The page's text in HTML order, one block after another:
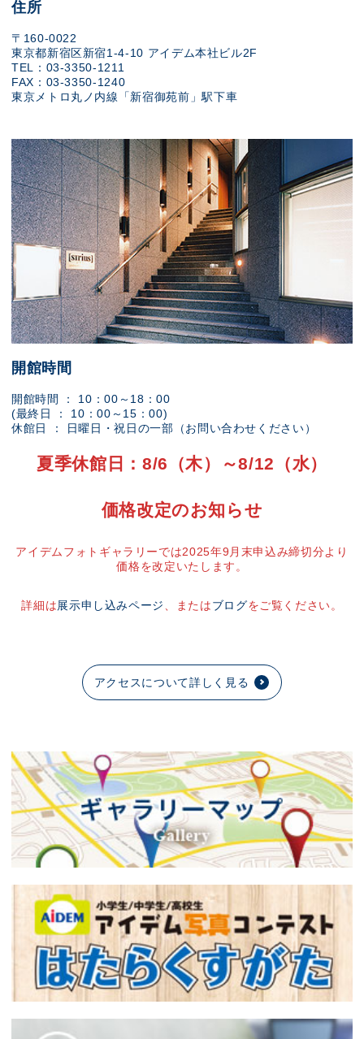
住所
〒160-0022
東京都新宿区新宿1-4-10 アイデム本社ビル2F
TEL：03-3350-1211
FAX：03-3350-1240
東京メトロ丸ノ内線「新宿御苑前」駅下車
開館時間
開館時間 ： 10：00～18：00
(最終日 ： 10：00～15：00)
休館日 ： 日曜日・祝日の一部（お問い合わせください）
夏季休館日：8/6（木）～8/12（水）
価格改定のお知らせ
アイデムフォトギャラリーでは2025年9月末申込み締切分より
価格を改定いたします。
詳細は展示申し込みページ 、またはブログをご覧ください。
アクセスについて詳しく見る